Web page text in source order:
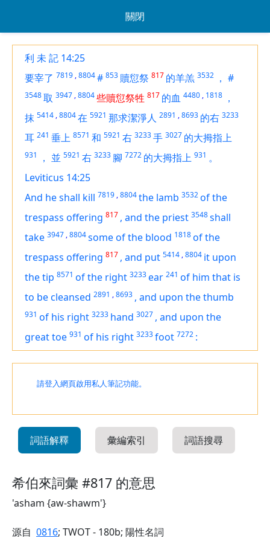
關閉
利 未 記 14:25
要宰了 7819 ,8804# 853 贖愆祭 817 的羊羔 3532 ， #
3548取 3947 ,8804些贖愆祭牲 817 的血 4480 , 1818 ，
抹 5414 ,8804在 5921 那求潔淨人 2891 ,8693 的右 3233
耳 241 垂上 8571 和 5921 右 3233手 3027 的大拇指上
931 ， 並 5921 右 3233 腳 7272 的大拇指上 931 。
Leviticus 14:25
And he shall kill 7819 ,8804the lamb 3532of the
trespass offering 817 , and the priest 3548shall
take 3947 ,8804someof the blood 1818of the
trespass offering 817 , and put 5414 ,8804 it upon
the tip 8571 of the right 3233ear 241 of him that is
to be cleansed 2891 ,8693 , and upon the thumb
931 of his right 3233 hand 3027 , and upon the
great toe 931 of his right 3233foot 7272 :
請登入網頁啟用私人筆記功能。
詞語解釋 彙編索引 詞語搜尋
希伯來詞彙 #817 的意思
'asham {aw-shawm'}
源自 0816; TWOT - 180b; 陽性名詞